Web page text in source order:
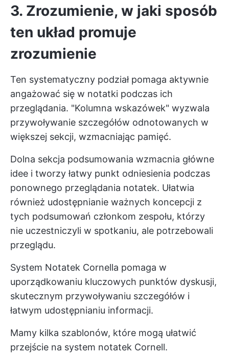
3. Zrozumienie, w jaki sposób
ten układ promuje
zrozumienie
Ten systematyczny podział pomaga aktywnie
angażować się w notatki podczas ich
przeglądania. "Kolumna wskazówek" wyzwala
przywoływanie szczegółów odnotowanych w
większej sekcji, wzmacniając pamięć.
Dolna sekcja podsumowania wzmacnia główne
idee i tworzy łatwy punkt odniesienia podczas
ponownego przeglądania notatek. Ułatwia
również udostępnianie ważnych koncepcji z
tych podsumowań członkom zespołu, którzy
nie uczestniczyli w spotkaniu, ale potrzebowali
przeglądu.
System Notatek Cornella pomaga w
uporządkowaniu kluczowych punktów dyskusji,
skutecznym przywoływaniu szczegółów i
łatwym udostępnianiu informacji.
Mamy kilka szablonów, które mogą ułatwić
przejście na system notatek Cornell.